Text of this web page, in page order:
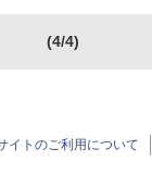
(4/4)
イトのご利用について